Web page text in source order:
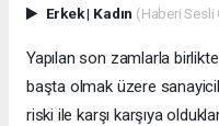
Erkek| Kadın (Haberi Sesli
Yapılan son zamlarla
başta olmak üzere
riski ile karşı karşıya